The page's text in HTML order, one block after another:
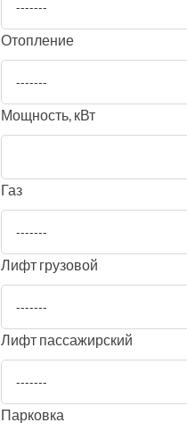
-------
Отопление
-------
Мощность, кВт
Газ
-------
Лифт грузовой
-------
Лифт пассажирский
-------
Парковка